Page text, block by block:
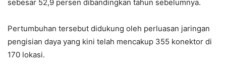
sebesar 52,9 persen dibandingkan tahun sebelumnya.
Pertumbuhan tersebut didukung oleh perluasan jaringan
pengisian daya yang kini telah mencakup 355 konektor di
170 lokasi.